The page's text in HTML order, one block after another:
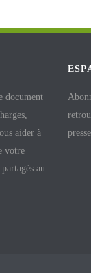
document
aider à
votre
au